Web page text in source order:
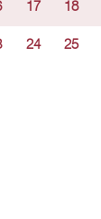
17 18
24 25